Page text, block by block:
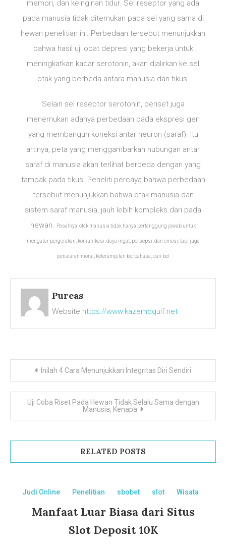
memori, dan keinginan tidur. Sel reseptor yang ada
pada manusia tidak ditemukan pada sel yang sama di
hewan penelitian ini. Perbedaan tersebut menunjukkan
bahwa hasil uji obat depresi yang bekerja untuk
meningkatkan kadar serotonin, akan dialirkan ke sel
otak yang berbeda antara manusia dan tikus.
Selain sel reseptor serotonin, periset juga
menemukan adanya perbedaan pada ekspresi gen
yang membangun koneksi antar neuron (saraf). Itu
artinya, peta yang menggambarkan hubungan antar
saraf di manusia akan terlihat berbeda dengan yang
tampak pada tikus. Peneliti percaya bahwa perbedaan
tersebut menunjukkan bahwa otak manusia dan
sistem saraf manusia, jauh lebih kompleks dari pada
hewan.
Pasalnya, otak manusia tidak hanya bertanggung jawab untuk
mengatur pergerakan, komunikasi, daya ingat, persepsi, dan emosi, tapi juga
penalaran moral, keterampilan berbahasa, dan bel
Pureas
Website https://www.kazembgulf.net
Navigasi
pos
Inilah 4 Cara Menunjukkan Integritas Diri Sendiri
Uji Coba Riset Pada Hewan Tidak Selalu Sama dengan
Manusia, Kenapa
RELATED POSTS
Judi Online Penelitian sbobet slot Wisata
Manfaat Luar Biasa dari Situs
Slot Deposit 10K